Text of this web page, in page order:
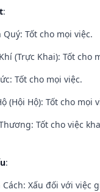
:
Quý: Tốt cho mọi việc.
(Trực Khai): Tốt cho
Tốt cho mọi việc.
(Hội Hộ): Tốt cho
Tốt cho việc
:
Cách: Xấu đối với việc